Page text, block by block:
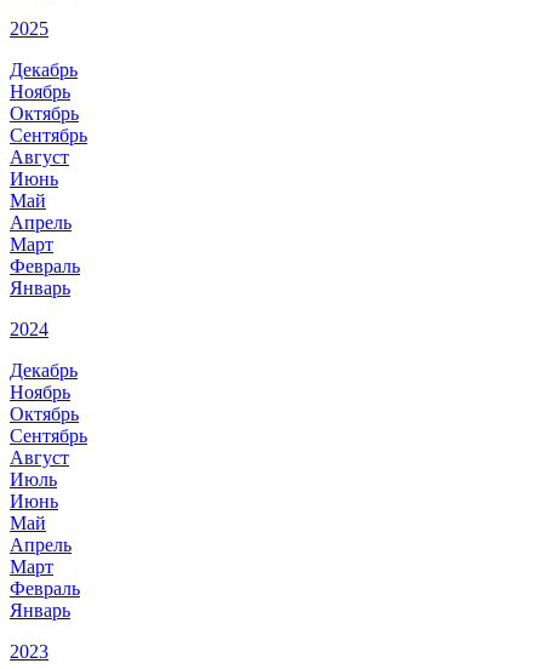
2025
Декабрь
Ноябрь
Октябрь
Сентябрь
Август
Июнь
Май
Апрель
Март
Февраль
Январь
2024
Декабрь
Ноябрь
Октябрь
Сентябрь
Август
Июль
Июнь
Май
Апрель
Март
Февраль
Январь
2023